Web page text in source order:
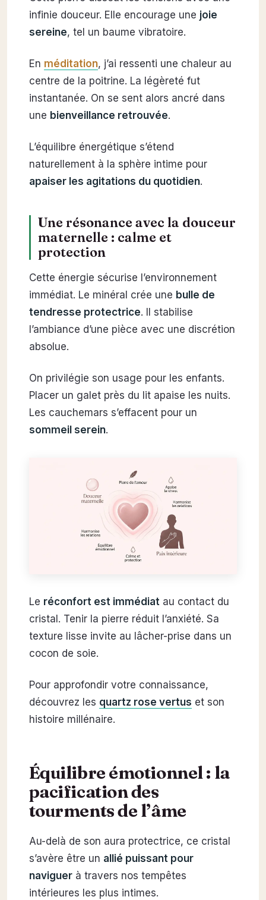
infinie douceur. Elle encourage une joie
sereine, tel un baume vibratoire.
En méditation, j’ai ressenti une chaleur au
centre de la poitrine. La légèreté fut
instantanée. On se sent alors ancré dans
une bienveillance retrouvée.
L’équilibre énergétique s’étend
naturellement à la sphère intime pour
apaiser les agitations du quotidien.
Une résonance avec la douceur
maternelle : calme et
protection
Cette énergie sécurise l’environnement
immédiat. Le minéral crée une bulle de
tendresse protectrice. Il stabilise
l’ambiance d’une pièce avec une discrétion
absolue.
On privilégie son usage pour les enfants.
Placer un galet près du lit apaise les nuits.
Les cauchemars s’effacent pour un
sommeil serein.
Le réconfort est immédiatau contact du
cristal. Tenir la pierre réduit l’anxiété. Sa
texture lisse invite au lâcher-prise dans un
cocon de soie.
Pour approfondir votre connaissance,
découvrez les quartz rose vertus et son
histoire millénaire.
Équilibre émotionnel : la
pacification des
tourments de l’âme
Au-delà de son aura protectrice, ce cristal
s’avère être un allié puissant pour
naviguerà travers nos tempêtes
intérieures les plus intimes.